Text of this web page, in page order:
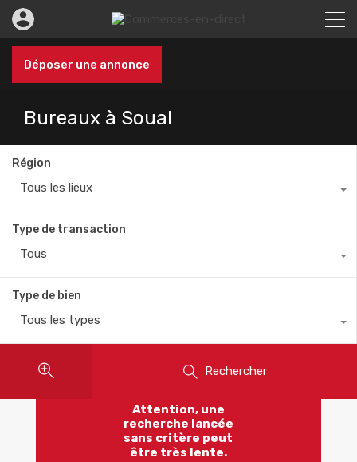
Déposer une annonce
Bureaux à Soual
Région
Tous les lieux
Type de transaction
Tous
Type de bien
Tous les types
Rechercher
Attention, une
recherche lancée
sans critère peut
être très lente.